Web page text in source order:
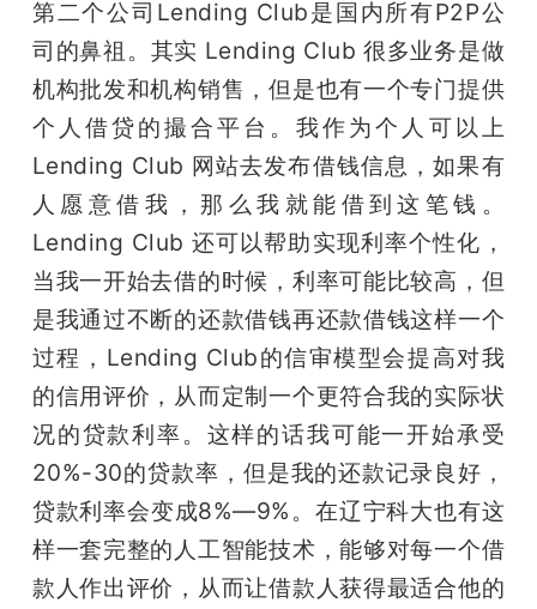
第二个公司Lending Club是国内所有P2P公
司的鼻祖。其实 Lending Club 很多业务是做
机构批发和机构销售，但是也有一个专门提供
个人借贷的撮合平台。我作为个人可以上
Lending Club 网站去发布借钱信息，如果有
人愿意借我，那么我就能借到这笔钱。
Lending Club 还可以帮助实现利率个性化，
当我一开始去借的时候，利率可能比较高，但
是我通过不断的还款借钱再还款借钱这样一个
过程，Lending Club的信审模型会提高对我
的信用评价，从而定制一个更符合我的实际状
况的贷款利率。这样的话我可能一开始承受
20%-30的贷款率，但是我的还款记录良好，
贷款利率会变成8%—9%。在辽宁科大也有这
样一套完整的人工智能技术，能够对每一个借
款人作出评价，从而让借款人获得最适合他的